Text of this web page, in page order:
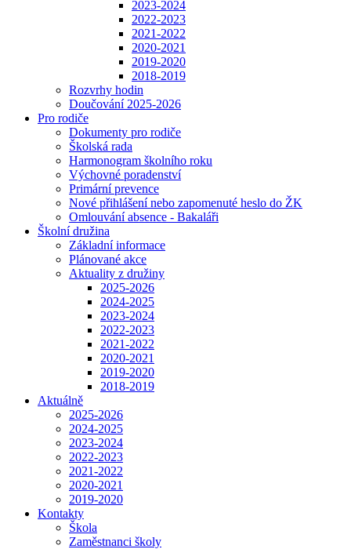
2023-2024
2022-2023
2021-2022
2020-2021
2019-2020
2018-2019
Rozvrhy hodin
Doučování 2025-2026
Pro rodiče
Dokumenty pro rodiče
Školská rada
Harmonogram školního roku
Výchovné poradenství
Primární prevence
Nové přihlášení nebo zapomenuté heslo do ŽK
Omlouvání absence - Bakaláři
Školní družina
Základní informace
Plánované akce
Aktuality z družiny
2025-2026
2024-2025
2023-2024
2022-2023
2021-2022
2020-2021
2019-2020
2018-2019
Aktuálně
2025-2026
2024-2025
2023-2024
2022-2023
2021-2022
2020-2021
2019-2020
Kontakty
Škola
Zaměstnanci školy